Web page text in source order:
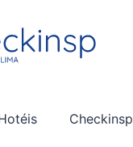
Checkinsp